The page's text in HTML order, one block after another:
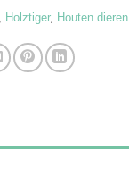
Holztiger, Houten dieren